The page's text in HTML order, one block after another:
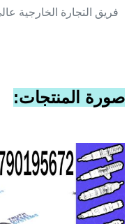
فريق التجارة الخارجية
صورة المنتجات: